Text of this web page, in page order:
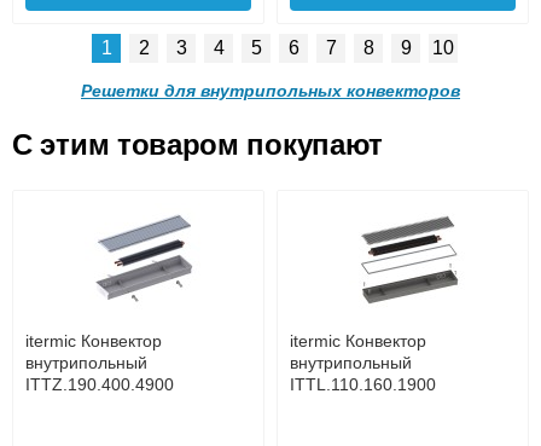
Подробнее о доставке
Решетка алюминиевая
поперечная itermic
SGL.900.220 цвета
4 910
Подробнее
Решетка алюминиевая
SGL.900.280 цвета
5 702
Подробнее
SGL.800.340 цвета
Подробнее
SGL.800.400 цвета
Подробнее
1 2 3 4 5 6 7 8 9 10
Решетки для внутрипольных конвекторов
C этим товаром покупают
itermic Конвектор
внутрипольный
ITTZ.190.400.4900
itermic Конвектор
внутрипольный
ITTL.110.160.1900